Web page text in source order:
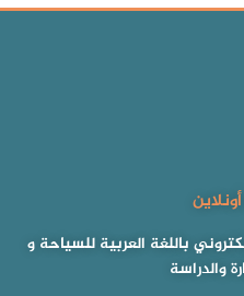
باللغة العربية للسياحة و
والدراسة